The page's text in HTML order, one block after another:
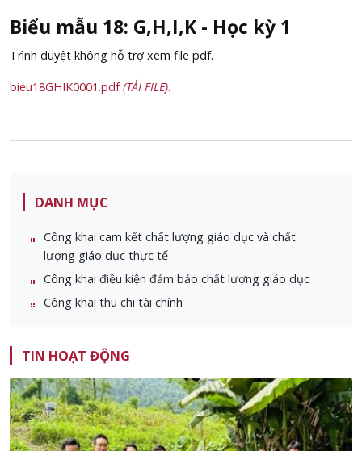
Biểu mẫu 18: G,H,I,K - Học kỳ 1
Trình duyệt không hỗ trợ xem file pdf.
bieu18GHIK0001.pdf(TẢI FILE).
DANH MỤC
Công khai cam kết chất lượng giáo dục và chất
lượng giáo dục thực tế
Công khai điều kiện đảm bảo chất lượng giáo dục
Công khai thu chi tài chính
TIN HOẠT ĐỘNG